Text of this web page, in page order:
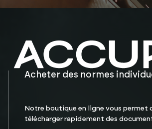
Acheter des normes
Notre boutique en ligne vous permet
télécharger rapidement des